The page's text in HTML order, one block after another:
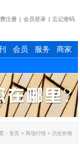
注册 会员登录 忘记密码
会员 服务 商家
： 首页> 商场行情 > 历史价格